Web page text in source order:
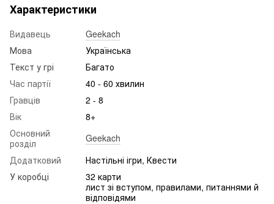
Характеристики
Видавець
Geekach
Мова
Українська
Текст у грі
Багато
Час партії
40 - 60 хвилин
Гравців
2 - 8
Вік
8+
Основний
розділ
Geekach
Додатковий
Настільні ігри, Квести
У коробці
32 карти
лист зі вступом, правилами, питаннями й
відповідями